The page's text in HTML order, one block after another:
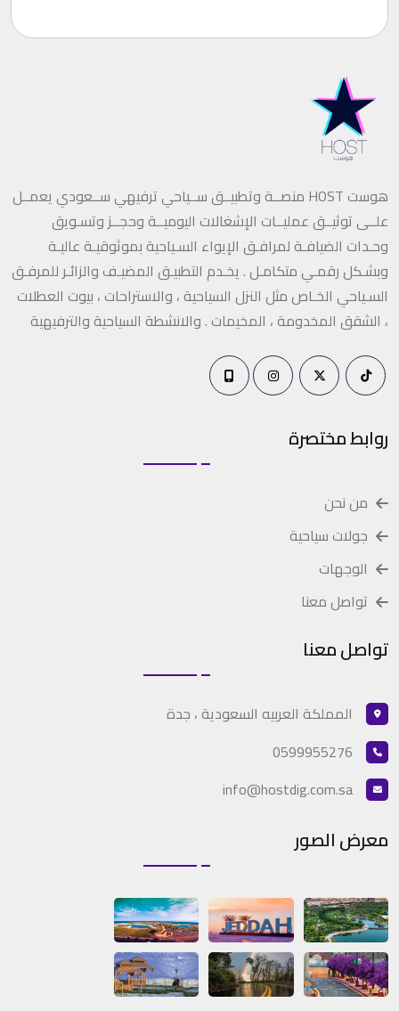
هوست HOST منصــة وتطبيــق ســياحي ترفيهي ســعودي يعمــل
علــى توثيــق عمليــات الإشغالات اليوميــة وحجــز وتسـويق
وحـدات الضيافـة لمرافـق الإيواء السـياحية بموثوقيـة عاليـة
وبشـكل رقمـي متكامـل . يخـدم التطبيـق المضيـف والزائـر للمرفـق
السـياحي الخـاص مثل النزل السياحية ، والاستراحات ، بيوت العطلات
، الشقق المخدومة ، المخيمات . والانشطة السياحية والترفيهية
روابط مختصرة
من نحن
جولات سياحية
الوجهات
تواصل معنا
تواصل معنا
المملكة العربيه السعودية ، جدة
0599955276
info@hostdig.com.sa
معرض الصور